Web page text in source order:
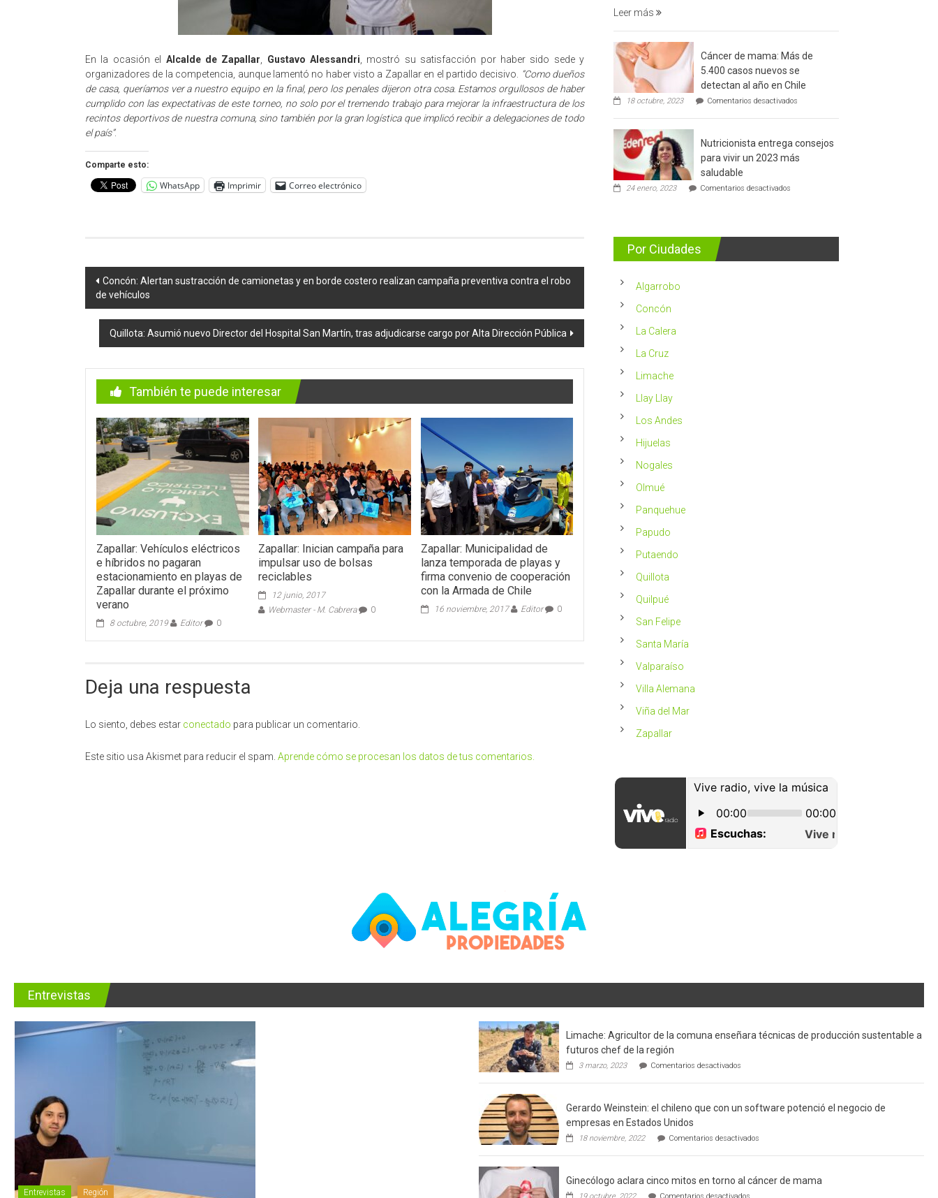
En la ocasión el Alcalde de Zapallar Gustavo Alessandri , mostró su satisfacción por haber sido sede y
organizadores de la competencia, aunque lamentó no haber visto a Zapallar en el partido decisivo.
“Como dueños
de casa, queríamos ver a nuestro equipo en la final, pero los penales dijeron otra cosa. Estamos orgullosos de haber
cumplido con las expectativas de este torneo, no solo por el tremendo trabajo para mejorar la infraestructura de los
recintos deportivos de nuestra comuna, sino también por la gran logística que implicó recibir a delegaciones de todo
el país”.
Comparte esto:
WhatsApp Imprimir Correo electrónico
Navegación
de
entradas
Concón: Alertan sustracción de camionetas y en borde costero realizan campaña preventiva contra el robo
de vehículos
Quillota: Asumió nuevo Director del Hospital San Martín, tras adjudicarse cargo por Alta Dirección Pública
También te puede interesar
Zapallar: Vehículos eléctricos
e híbridos no pagaran
estacionamiento en playas de
Zapallar durante el próximo
verano
8 octubre, 2019 Editor 0
Zapallar: Inician campaña para
impulsar uso de bolsas
reciclables
12 junio, 2017
Webmaster - M. Cabrera
0
Zapallar: Municipalidad de
lanza temporada de playas y
firma convenio de cooperación
con la Armada de Chile
16 noviembre, 2017 Editor 0
Deja una respuesta
Lo siento, debes estar conectado para publicar un comentario.
Este sitio usa Akismet para reducir el spam. Aprende cómo se procesan los datos de tus comentarios.
Leer más
Cáncer de mama: Más de
5.400 casos nuevos se
detectan al año en Chile
18 octubre, 2023 Comentarios desactivados
de
Más
Nutricionista entrega consejos
para vivir un 2023 más
saludable
24 enero, 2023 Comentarios desactivados
2023
Por Ciudades
Algarrobo
Concón
La Calera
La Cruz
Limache
Llay Llay
Los Andes
Hijuelas
Nogales
Olmué
Panquehue
Papudo
Putaendo
Quillota
Quilpué
San Felipe
Santa María
Valparaíso
Villa Alemana
Viña del Mar
Zapallar
Entrevistas
Entrevistas Región
Limache: Agricultor de la comuna enseñara técnicas de producción sustentable a
futuros chef de la región
3 marzo, 2023 Comentarios desactivadosen
Agricultor
la
técnicas
a
Gerardo Weinstein: el chileno que con un software potenció el negocio de
empresas en Estados Unidos
18 noviembre, 2022 Comentarios desactivadosen
Weinstein:
chileno
Ginecólogo aclara cinco mitos en torno al cáncer de mama
en